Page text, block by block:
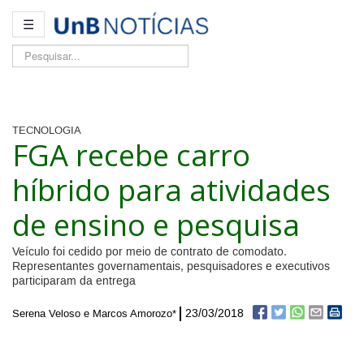
☰
Pesquisar...
TECNOLOGIA
FGA recebe carro
híbrido para atividades
de ensino e pesquisa
Veículo foi cedido por meio de contrato de comodato.
Representantes governamentais, pesquisadores e executivos
participaram da entrega
Serena Veloso e Marcos Amorozo* 23/03/2018